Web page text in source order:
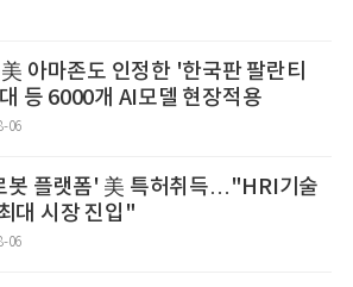
아마존도 인정한 '한국판 팔란티
등 6000개 AI모델 현장적용
06
봇 플랫폼' 美 특허취득…"HRI기술
대 시장 진입"
06